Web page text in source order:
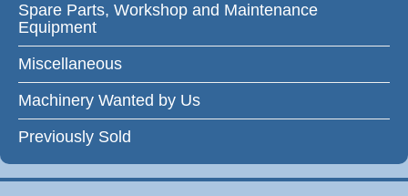
Spare Parts, Workshop and Maintenance
Equipment
Miscellaneous
Machinery Wanted by Us
Previously Sold